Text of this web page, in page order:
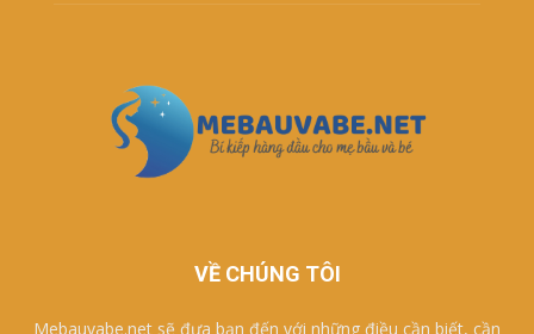
VỀ CHÚNG TÔI
Mebauvabe.net sẽ đưa bạn đến với những điều cần biết, cần